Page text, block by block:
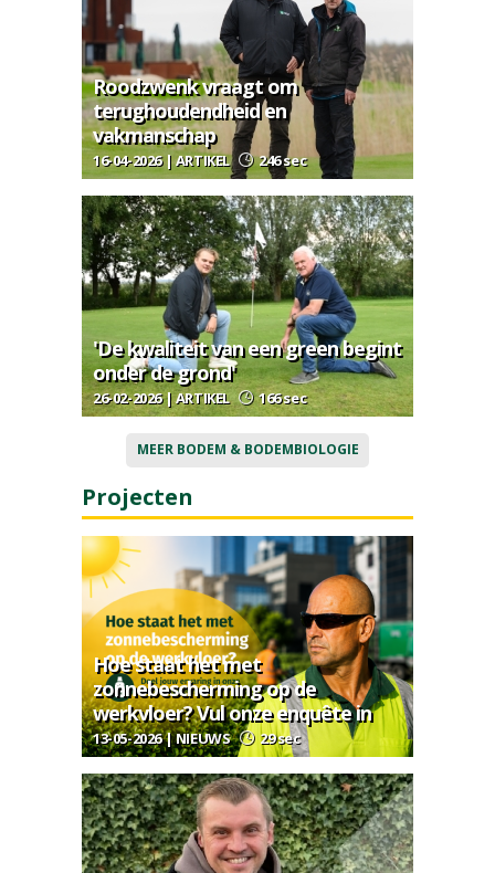
Roodzwenk vraagt om
terughoudendheid en
vakmanschap
16-04-2026 | ARTIKEL 246 sec
'De kwaliteit van een green begint
onder de grond'
26-02-2026 | ARTIKEL 166 sec
MEER BODEM & BODEMBIOLOGIE
Projecten
Hoe staat het met
zonnebescherming op de
werkvloer? Vul onze enquête in
13-05-2026 | NIEUWS 29 sec